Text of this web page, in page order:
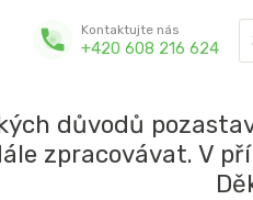
Kontaktujte nás
+420 608 216 624
důvodů
zpracovávat. V